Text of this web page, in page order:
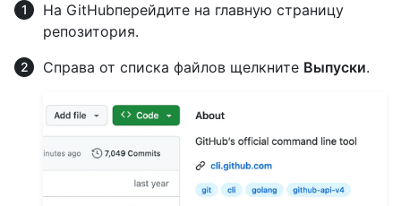
На GitHubперейдите на главную страницу
репозитория.
Справа от списка файлов щелкните Выпуски.